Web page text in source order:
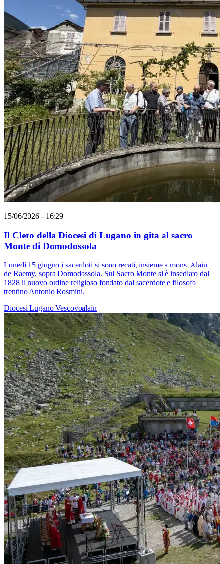
15/06/2026 - 16:29
Il Clero della Diocesi di Lugano in gita al sacro
Monte di Domodossola
Lunedì 15 giugno i sacerdoti si sono recati, insieme a mons. Alain
de Raemy, sopra Domodossola. Sul Sacro Monte si è insediato dal
1828 il nuovo ordine religioso fondato dal sacerdote e filosofo
trentino Antonio Rosmini.
Diocesi Lugano Vescovoalain